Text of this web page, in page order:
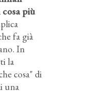
più
fa già
In
la
cosa" di
una